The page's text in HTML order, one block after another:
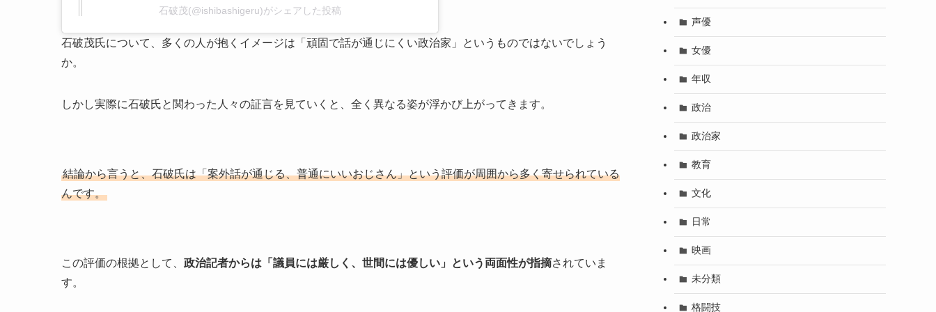
石破茂(@ishibashigeru)がシェアした投稿
石破茂氏について、多くの人が抱くイメージは「頑固で話が通じにくい政治家」というものではないでしょう
か。
しかし実際に石破氏と関わった人々の証言を見ていくと、全く異なる姿が浮かび上がってきます。
結論から言うと、石破氏は「案外話が通じる、普通にいいおじさん」という評価が周囲から多く寄せられている
んです。
この評価の根拠として、 政治記者からは「議員には厳しく、世間には優しい」という両面性が指摘されていま
す。
声優
女優
年収
政治
政治家
教育
文化
日常
映画
未分類
格闘技